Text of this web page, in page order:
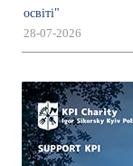
освіті"
28-07-2026